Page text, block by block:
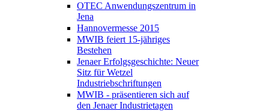
OTEC Anwendungszentrum in
Jena
Hannovermesse 2015
MWIB feiert 15-jähriges
Bestehen
Jenaer Erfolgsgeschichte: Neuer
Sitz für Wetzel
Industriebschriftungen
MWIB - präsentieren sich auf
den Jenaer Industrietagen